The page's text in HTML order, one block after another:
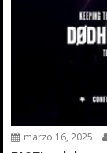
marzo 16, 2025